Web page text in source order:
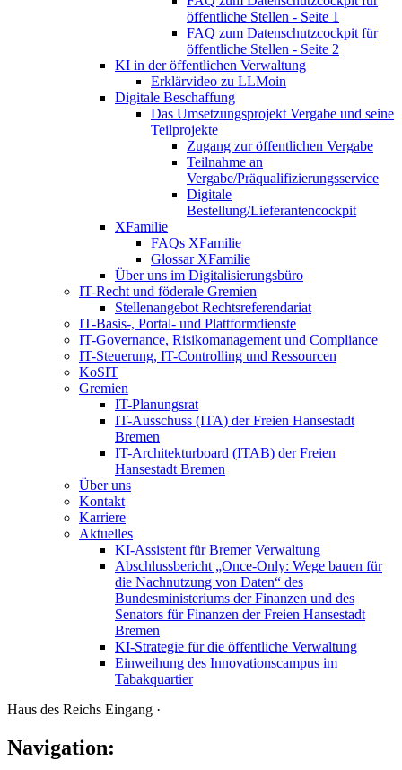
öffentliche Stellen - Seite 1
FAQ zum Datenschutzcockpit für
öffentliche Stellen - Seite 2
KI in der öffentlichen Verwaltung
Erklärvideo zu LLMoin
Digitale Beschaffung
Das Umsetzungsprojekt Vergabe und seine
Teilprojekte
Zugang zur öffentlichen Vergabe
Teilnahme an
Vergabe/Präqualifizierungsservice
Digitale
Bestellung/Lieferantencockpit
XFamilie
FAQs XFamilie
Glossar XFamilie
Über uns im Digitalisierungsbüro
IT-Recht und föderale Gremien
Stellenangebot Rechtsreferendariat
IT-Basis-, Portal- und Plattformdienste
IT-Governance, Risikomanagement und Compliance
IT-Steuerung, IT-Controlling und Ressourcen
KoSIT
Gremien
IT-Planungsrat
IT-Ausschuss (ITA) der Freien Hansestadt
Bremen
IT-Architekturboard (ITAB) der Freien
Hansestadt Bremen
Über uns
Kontakt
Karriere
Aktuelles
KI-Assistent für Bremer Verwaltung
Abschlussbericht „Once-Only: Wege bauen für
die Nachnutzung von Daten“ des
Bundesministeriums der Finanzen und des
Senators für Finanzen der Freien Hansestadt
Bremen
KI-Strategie für die öffentliche Verwaltung
Einweihung des Innovationscampus im
Tabakquartier
Haus des Reichs Eingang ·
Navigation: